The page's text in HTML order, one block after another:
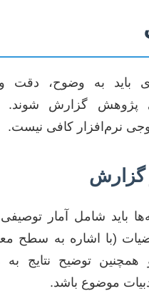
باید به وضوح، دقت
پژوهش گزارش
نرم‌افزار کافی نیست.
گزارش
باید شامل آمار توصیفی
(با اشاره به سطح
همچنین توضیح نتایج به
موضوع باشد.